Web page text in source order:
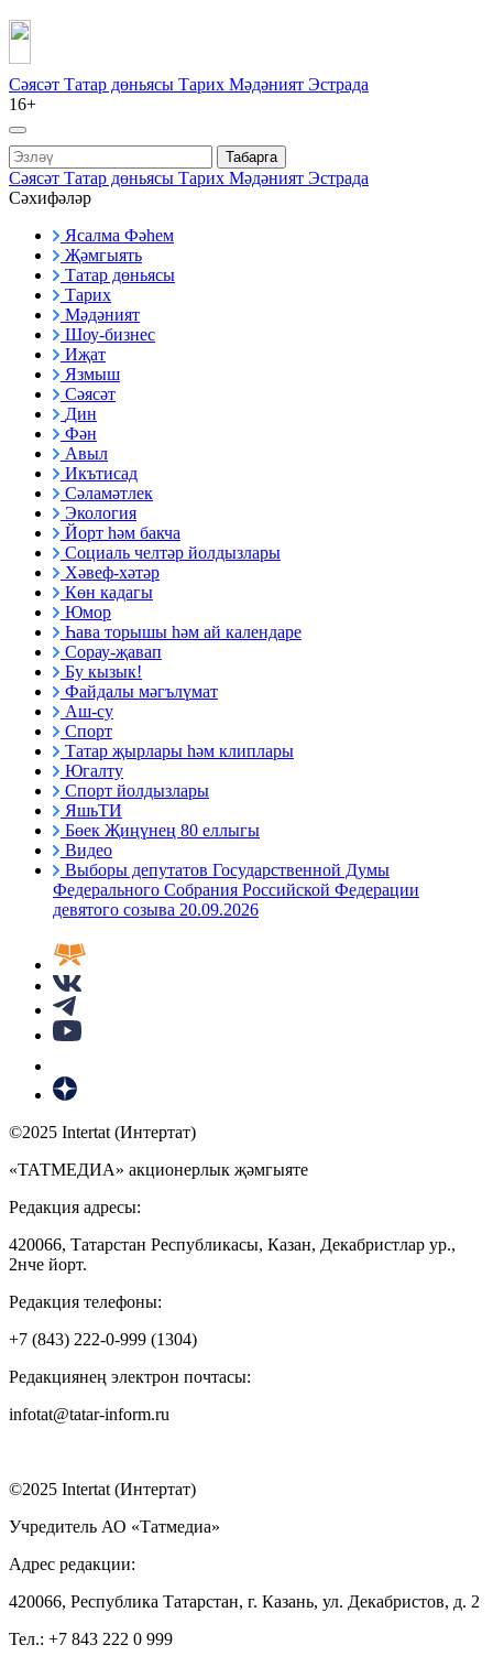
Сәясәт Татар дөньясы Тарих Мәдәният Эстрада
16+
Табарга
Сәясәт Татар дөньясы Тарих Мәдәният Эстрада
Сәхифәләр
Ясалма Фәһем
Җәмгыять
Татар дөньясы
Тарих
Мәдәният
Шоу-бизнес
Иҗат
Язмыш
Сәясәт
Дин
Фән
Авыл
Икътисад
Сәламәтлек
Экология
Йорт һәм бакча
Социаль челтәр йолдызлары
Хәвеф-хәтәр
Көн кадагы
Юмор
Һава торышы һәм ай календаре
Сорау-җавап
Бу кызык!
Файдалы мәгълүмат
Аш-су
Спорт
Татар җырлары һәм клиплары
Югалту
Спорт йолдызлары
ЯшьТИ
Бөек Җиңүнең 80 еллыгы
Видео
Выборы депутатов Государственной Думы
Федерального Собрания Российской Федерации
девятого созыва 20.09.2026
©2025 Intertat (Интертат)
«ТАТМЕДИА» акционерлык җәмгыяте
Редакция адресы:
420066, Татарстан Республикасы, Казан, Декабристлар ур.,
2нче йорт.
Редакция телефоны:
+7 (843) 222-0-999 (1304)
Редакциянең электрон почтасы:
infotat@tatar-inform.ru
©2025 Intertat (Интертат)
Учредитель АО «Татмедиа»
Адрес редакции:
420066, Республика Татарстан, г. Казань, ул. Декабристов, д. 2
Тел.: +7 843 222 0 999